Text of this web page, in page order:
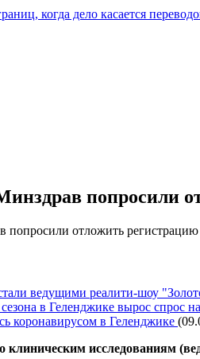
когда дело касается
попросили
ведущими реалити-шоу
в Геленджике вырос спрос
коронавирусом в Геленджике
клиническим исследованиям